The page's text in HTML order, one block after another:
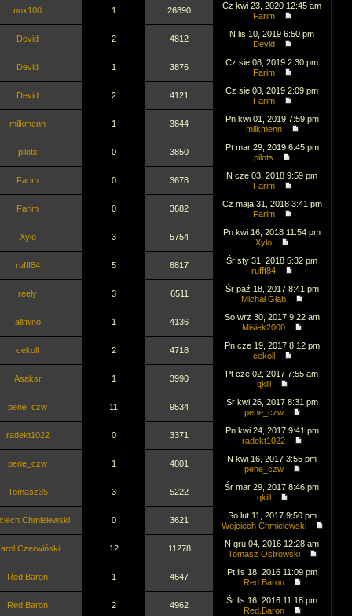
nox100 1 26890
Cz kwi 23, 2020 12:45 am
Farim
Devid 2 4812
N lis 10, 2019 6:50 pm
Devid
Devid 1 3876
Cz sie 08, 2019 2:30 pm
Farim
Devid 2 4121
Cz sie 08, 2019 2:09 pm
Farim
milkmenn 1 3844
Pn kwi 01, 2019 7:59 pm
milkmenn
pilots 0 3850
Pt mar 29, 2019 6:45 pm
pilots
Farim 0 3678
N cze 03, 2018 9:59 pm
Farim
Farim 0 3682
Cz maja 31, 2018 3:41 pm
Farim
Xylo 3 5754
Pn kwi 16, 2018 11:54 pm
Xylo
rufff84 5 6817
Śr sty 31, 2018 5:32 pm
rufff84
reely 3 6511
Śr paź 18, 2017 8:41 pm
Michał Głąb
allmino 1 4136
So wrz 30, 2017 9:22 am
Misiek2000
cekoll 2 4718
Pn cze 19, 2017 8:12 pm
cekoll
Asaksr 1 3990
Pt cze 02, 2017 7:55 am
qkill
pene_czw 11 9534
Śr kwi 26, 2017 8:31 pm
pene_czw
radekt1022 0 3371
Pn kwi 24, 2017 9:41 pm
radekt1022
pene_czw 1 4801
N kwi 16, 2017 3:55 pm
pene_czw
Tomasz35 3 5222
Śr mar 29, 2017 8:46 pm
qkill
Chmielewski 0 3621
So lut 11, 2017 9:50 pm
Wojciech Chmielewski
Czerwiński 12 11278
N gru 04, 2016 12:28 am
Tomasz Ostrowski
Red.Baron 1 4647
Pt lis 18, 2016 11:09 pm
Red.Baron
Red.Baron 2 4962
Śr lis 16, 2016 11:18 pm
Red.Baron